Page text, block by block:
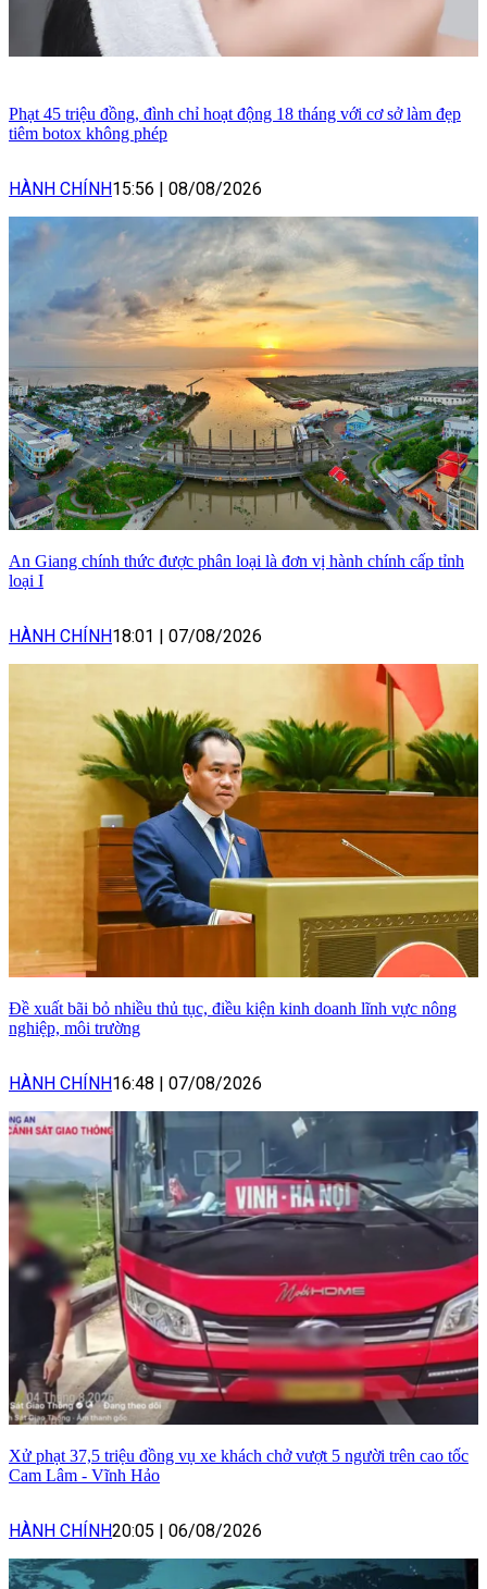
Phạt 45 triệu đồng, đình chỉ hoạt động 18 tháng với cơ sở làm đẹp
tiêm botox không phép
HÀNH CHÍNH15:56 08/08/2026
An Giang chính thức được phân loại là đơn vị hành chính cấp tỉnh
loại I
HÀNH CHÍNH18:01 07/08/2026
Đề xuất bãi bỏ nhiều thủ tục, điều kiện kinh doanh lĩnh vực nông
nghiệp, môi trường
HÀNH CHÍNH16:48 07/08/2026
Xử phạt 37,5 triệu đồng vụ xe khách chở vượt 5 người trên cao tốc
Cam Lâm - Vĩnh Hảo
HÀNH CHÍNH20:05 06/08/2026